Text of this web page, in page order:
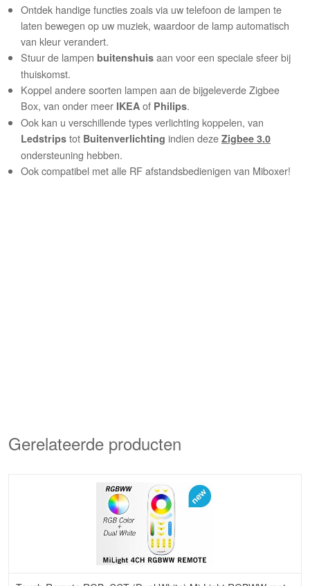
Ontdek handige functies zoals via uw telefoon de lampen te
laten bewegen op uw muziek, waardoor de lamp automatisch
van kleur verandert.
Stuur de lampenbuitenshuis aan voor een speciale sfeer bij
thuiskomst.
Koppel andere soorten lampen aan de bijgeleverde Zigbee
Box, van onder meer IKEA of Philips.
Ook kan u verschillende types verlichting koppelen, van
Ledstrips tot Buitenverlichting indien dezeZigbee 3.0
ondersteuning hebben.
Ook compatibel met alle RF afstandsbedienigen van Miboxer!
Gerelateerde producten